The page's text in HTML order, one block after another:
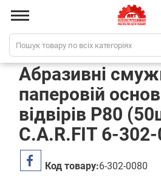
Абразивні
паперовій
відвірів P80
C.A.R.FIT 6-
Код товару:6-302-0080